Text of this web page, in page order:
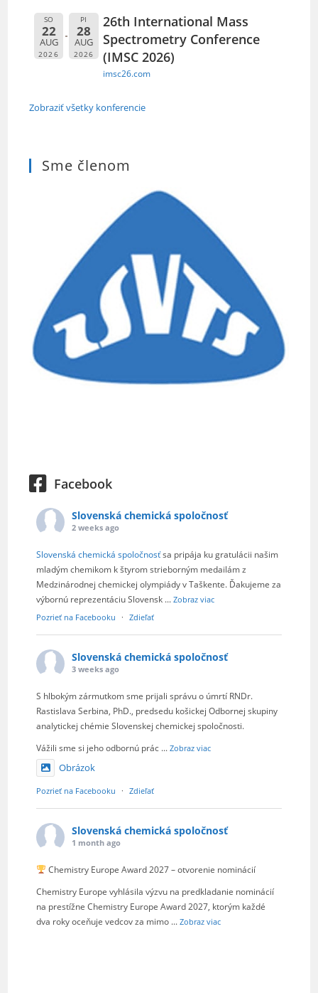
SO
22
AUG
2026
PI
28
AUG
2026
26th International Mass
Spectrometry Conference
(IMSC 2026)
imsc26.com
Zobraziť všetky konferencie
Sme členom
Facebook
Slovenská chemická spoločnosť
2 weeks ago
Slovenská chemická spoločnosťsa pripája ku gratulácii našim
mladým chemikom k štyrom strieborným medailám z
Medzinárodnej chemickej olympiády v Taškente. Ďakujeme za
výbornú reprezentáciu Slovensk ...Zobraz viac
Pozrieť na Facebooku
· Zdieľať
Slovenská chemická spoločnosť
3 weeks ago
S hlbokým zármutkom sme prijali správu o úmrtí RNDr.
Rastislava Serbina, PhD., predsedu košickej Odbornej skupiny
analytickej chémie Slovenskej chemickej spoločnosti.
Vážili sme si jeho odbornú prác ...Zobraz viac
Obrázok
Pozrieť na Facebooku · Zdieľať
Slovenská chemická spoločnosť
1 month ago
Chemistry Europe Award 2027 – otvorenie nominácií
Chemistry Europe vyhlásila výzvu na predkladanie nominácií
na prestížne Chemistry Europe Award 2027, ktorým každé
dva roky oceňuje vedcov za mimo ...Zobraz viac